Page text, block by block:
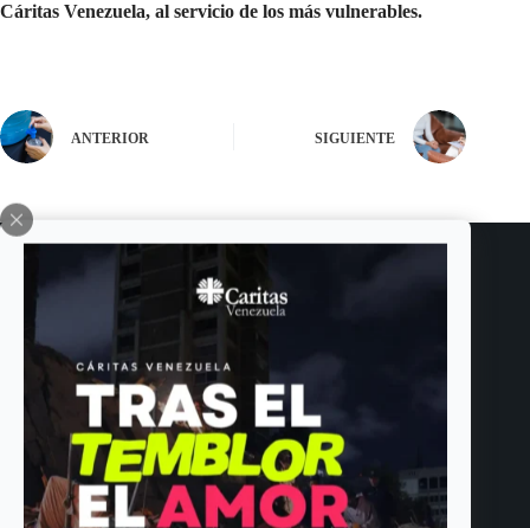
Cáritas Venezuela, al servicio de los más vulnerables.
ANTERIOR SIGUIENTE
Entradas relacionadas